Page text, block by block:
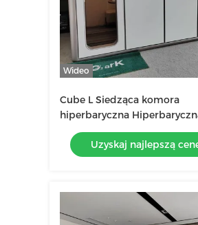
Wideo
Cube L Siedząca komora
hiperbaryczna
terapia tlenowa Hbot do
regeneracji po urazach
Uzyskaj najlepszą